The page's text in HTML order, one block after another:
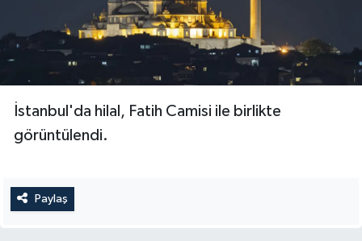
İstanbul'da hilal, Fatih Camisi ile birlikte
görüntülendi.
Paylaş
Diyarbakır Müftülüğü
Düzce Müftülüğü
Edirne Müftülüğü
Elazığ Müftülüğü
Erzurum Müftülüğü
İhtida Haberleri
YAŞAM